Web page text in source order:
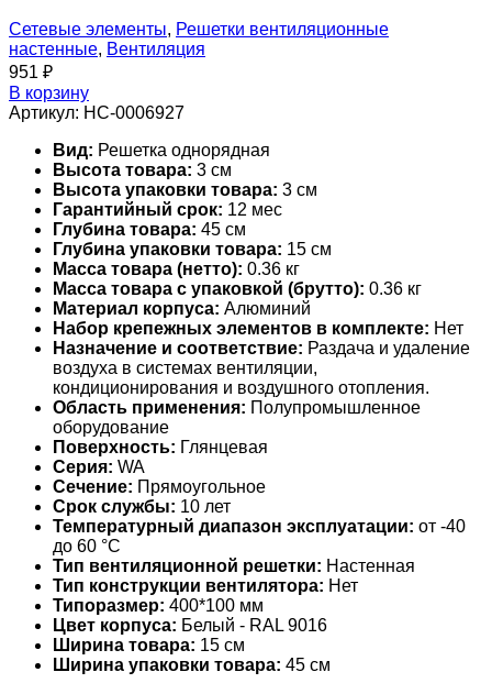
Сетевые элементы, Решетки вентиляционные
настенные, Вентиляция
951 ₽
В корзину
Артикул: НС-0006927
Вид: Решетка однорядная
Высота товара: 3 см
Высота упаковки товара: 3 см
Гарантийный срок: 12 мес
Глубина товара: 45 см
Глубина упаковки товара: 15 см
Масса товара (нетто): 0.36 кг
Масса товара с упаковкой (брутто): 0.36 кг
Материал корпуса: Алюминий
Набор крепежных элементов в комплекте: Нет
Назначение и соответствие: Раздача и удаление
воздуха в системах вентиляции,
кондиционирования и воздушного отопления.
Область применения: Полупромышленное
оборудование
Поверхность: Глянцевая
Серия: WA
Сечение: Прямоугольное
Срок службы: 10 лет
Температурный диапазон эксплуатации: от -40
до 60 °С
Тип вентиляционной решетки: Настенная
Тип конструкции вентилятора: Нет
Типоразмер: 400*100 мм
Цвет корпуса: Белый - RAL 9016
Ширина товара: 15 см
Ширина упаковки товара: 45 см